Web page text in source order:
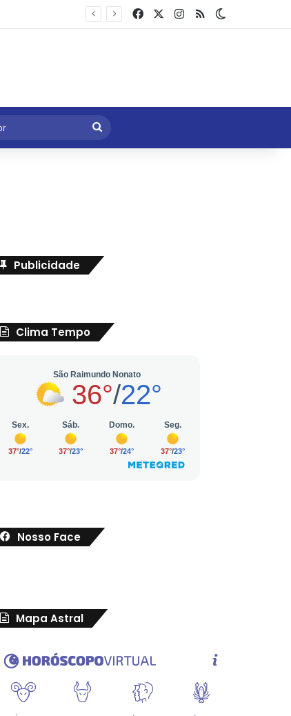
FacebookInstagram
RSS
Procurar
por
Publicidade
Clima Tempo
Nosso Face
Mapa Astral